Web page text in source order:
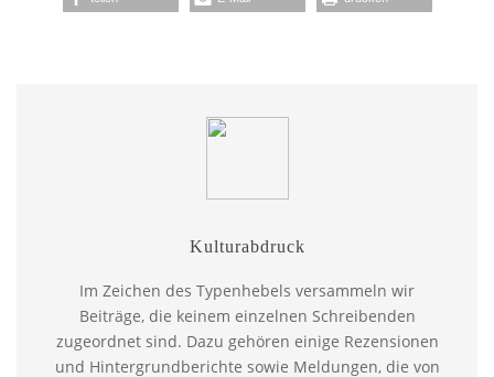
Kulturabdruck
Im Zeichen des Typenhebels versammeln wir
Beiträge, die keinem einzelnen Schreibenden
zugeordnet sind. Dazu gehören einige Rezensionen
und Hintergrundberichte sowie Meldungen, die von